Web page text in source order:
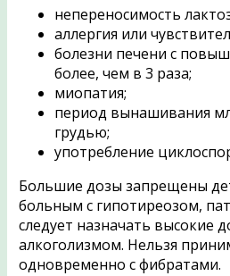
непереносимость
аллергия или
болезни печени с
более, чем в 3 раза;
миопатия;
период вынашивания
грудью;
употребление
Большие дозы запрещены
больным с гипотиреозом,
следует назначать высокие
алкоголизмом. Нельзя
одновременно с фибратами.